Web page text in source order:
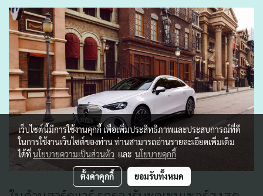
เว็บไซต์นี้มีการใช้งานคุกกี้ เพื่อเพิ่มประสิทธิภาพและประสบการณ์ที่ดี
ในการใช้งานเว็บไซต์ของท่าน ท่านสามารถอ่านรายละเอียดเพิ่มเติม
ได้ที่นโยบายความเป็นส่วนตัว และ นโยบายคุกกี้
ตั้งค่าคุกกี้ ยอมรับทั้งหมด